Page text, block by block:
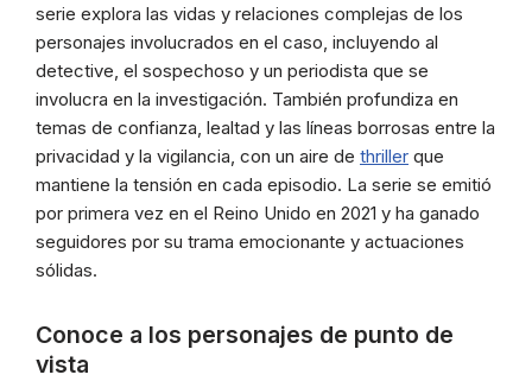
serie explora las vidas y relaciones complejas de los
personajes involucrados en el caso, incluyendo al
detective, el sospechoso y un periodista que se
involucra en la investigación. También profundiza en
temas de confianza, lealtad y las líneas borrosas entre la
privacidad y la vigilancia, con un aire de thriller que
mantiene la tensión en cada episodio. La serie se emitió
por primera vez en el Reino Unido en 2021 y ha ganado
seguidores por su trama emocionante y actuaciones
sólidas.
Conoce a los personajes de punto de
vista